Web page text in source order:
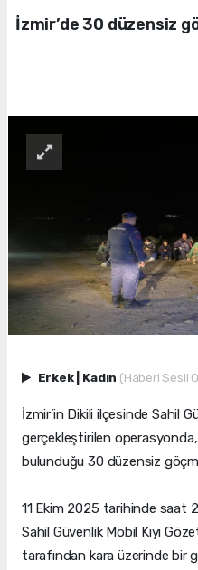
İzmir’de 30 düzensiz
Erkek Kadın (Haberi Sesli
İzmir’in Dikili ilçesinde Sahil
gerçekleştirilen operasyonda,
bulunduğu 30 düzensiz
11 Ekim 2025 tarihinde saat
Sahil Güvenlik Mobil Kıyı
tarafından kara üzerinde bir